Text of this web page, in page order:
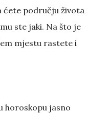
ćete području života
ste jaki. Na što je
mjestu rastete i
horoskopu jasno